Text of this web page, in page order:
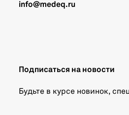
info@medeq.ru
Подписаться на новости
Будьте в курсе новинок,